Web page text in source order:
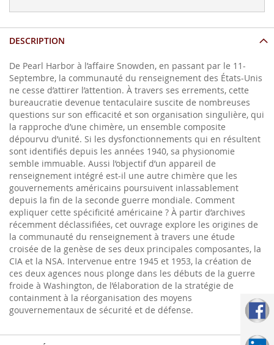
DESCRIPTION
De Pearl Harbor à l’affaire Snowden, en passant par le 11-
Septembre, la communauté du renseignement des États-Unis
ne cesse d’attirer l’attention. À travers ses errements, cette
bureaucratie devenue tentaculaire suscite de nombreuses
questions sur son efficacité et son organisation singulière, qui
la rapproche d’une chimère, un ensemble composite
dépourvu d’unité. Si les dysfonctionnements qui en résultent
sont identifiés depuis les années 1940, sa physionomie
semble immuable. Aussi l’objectif d’un appareil de
renseignement intégré est-il une autre chimère que les
gouvernements américains poursuivent inlassablement
depuis la fin de la seconde guerre mondiale. Comment
expliquer cette spécificité américaine ? À partir d’archives
récemment déclassifiées, cet ouvrage explore les origines de
la communauté du renseignement à travers une étude
croisée de la genèse de ses deux principales composantes, la
CIA et la NSA. Intervenue entre 1945 et 1953, la création de
ces deux agences nous plonge dans les débuts de la guerre
froide à Washington, de l’élaboration de la stratégie de
containment à la réorganisation des moyens
gouvernementaux de sécurité et de défense.